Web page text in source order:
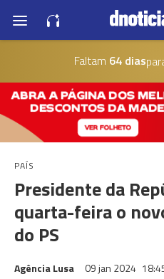
Faltam 64 dias
PAÍS
Presidente da
quarta-feira o
do PS
Agência Lusa 09 jan 2024